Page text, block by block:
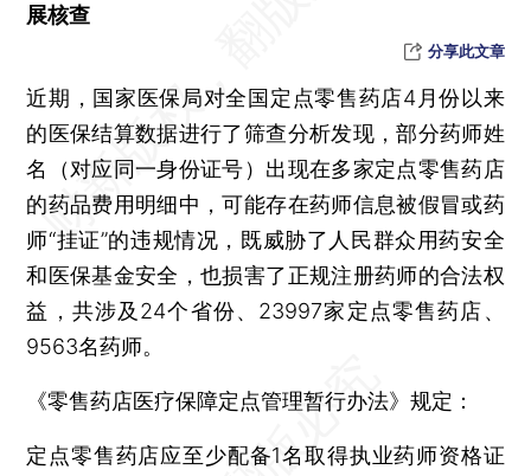
燃料舱泄漏 飞行器失联 美“星舰”第九次试飞未能成功
特朗普批普京“在玩火”
佩特拉·索林连任国际乒联主席，执委选举因故延期
暴雨黄色预警：江西福建广西广东台湾等地部分地区有大暴雨
减重药有了“中国造”，研究论文登上顶刊
中国社科院发布7项科技考古与文化遗产保护领域成果
白雨露卫冕女子斯诺克世锦赛冠军
美国全国公共广播电台起诉特朗普
展核查
分享此文章
近期，国家医保局对全国定点零售药店4月份以来
的医保结算数据进行了筛查分析发现，部分药师姓
名（对应同一身份证号）出现在多家定点零售药店
的药品费用明细中，可能存在药师信息被假冒或药
师“挂证”的违规情况，既威胁了人民群众用药安全
和医保基金安全，也损害了正规注册药师的合法权
益，共涉及24个省份、23997家定点零售药店、
9563名药师。
《零售药店医疗保障定点管理暂行办法》规定：
定点零售药店应至少配备1名取得执业药师资格证